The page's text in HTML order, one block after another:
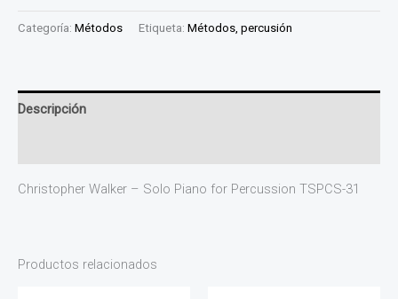
Categoría: Métodos Etiqueta: Métodos, percusión
Descripción
Christopher Walker – Solo Piano for Percussion TSPCS-31
Productos relacionados